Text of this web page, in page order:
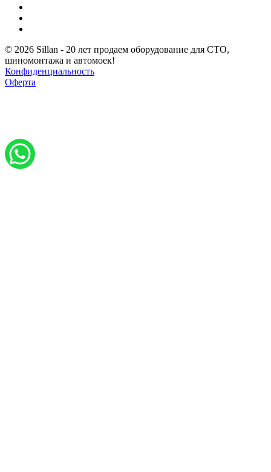
© 2026 Sillan - 20 лет продаем оборудование для СТО,
шиномонтажа и автомоек!
Конфиденциальность
Оферта